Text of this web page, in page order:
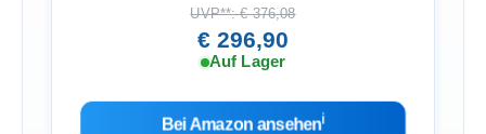
UVP**: € 376,08
€ 296,90
Auf Lager
Bei Amazon ansehenℹ︎